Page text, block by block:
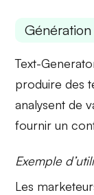
Text-
produire des
analysent de
fournir un
Exemple
Les